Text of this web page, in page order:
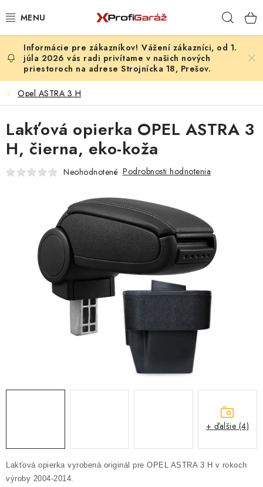
na
REALIZÁCIE & RIEŠENIA
AKCIE A NOVINKY
NÁRADIE PODĽA TYPU OPRAVY
VYBAVENIE DIELNE
ČISTENIE A UMÝVANIE
PROFI PORADŇA
GARÁŽOVÝ BAZÁR
AUTODOPLNKY
Doprava a platba
Doplnkové služby Profigaráž.sk
Vážení zákazníci, od 1.
júla 2026 vás radi privítame v našich nových
priestoroch na adrese Strojnícka 18, Prešov.
Opel ASTRA 3 H
Lakťová opierka vyrobená originál pre OPEL ASTRA 3 H v rokoch
výroby 2004-2014.
Lakťová opierka OPEL ASTRA 3
H, čierna, eko-koža
Neohodnotené Podrobnosti hodnotenia
+ ďalšie (4)